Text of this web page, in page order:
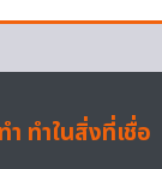
ทำในสิ่งที่เชื่อ